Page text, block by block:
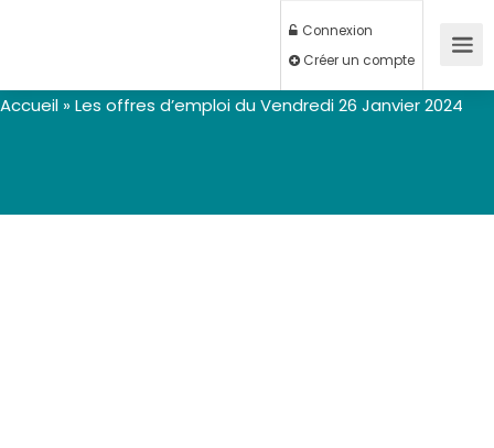
Connexion
Créer un compte
Accueil »Les offres d’emploi du Vendredi 26 Janvier 2024